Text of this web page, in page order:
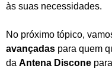
às suas necessidades.
No próximo tópico,
avançadas para quem
da Antena Discone